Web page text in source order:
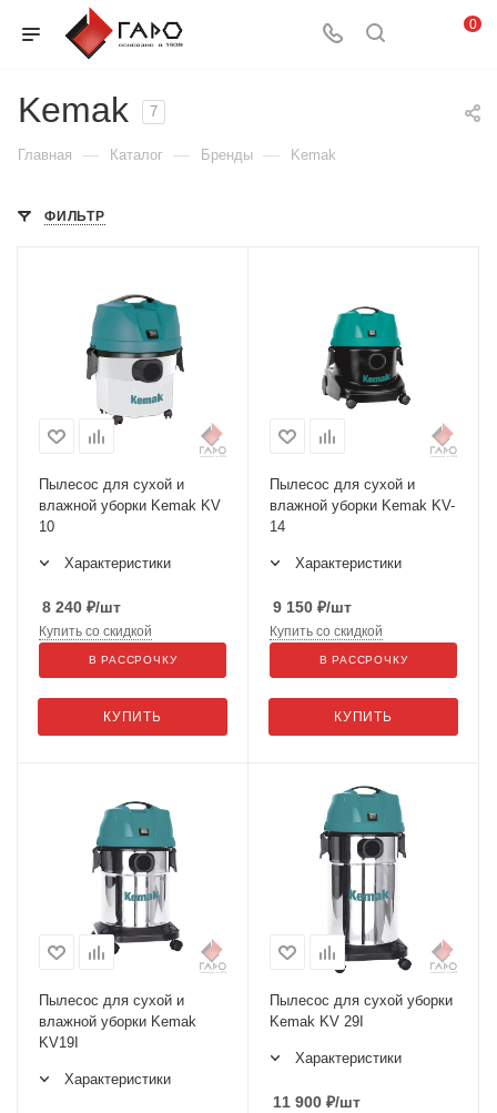
0
Kemak 7
Главная — Каталог — Бренды — Kemak
ФИЛЬТР
Пылесос для сухой и
влажной уборки Kemak KV
10
Характеристики
8 240 ₽/шт
КУПИТЬ
Купить со скидкой
В РАССРОЧКУ
Пылесос для сухой и
влажной уборки Kemak KV-
14
Характеристики
9 150 ₽/шт
КУПИТЬ
Купить со скидкой
В РАССРОЧКУ
Пылесос для сухой и
влажной уборки Kemak
KV19I
Характеристики
Пылесос для сухой уборки
Kemak KV 29I
Характеристики
11 900 ₽/шт